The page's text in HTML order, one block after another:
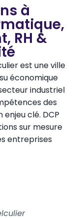
à
RH &
est une ville
économique
industriel
des
clé. DCP
sur mesure
entreprises